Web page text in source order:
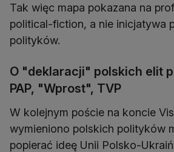
Tak więc mapa pokazana na
political-fiction, a nie inicjatywa
polityków.
O "deklaracji" polskich elit
PAP, "Wprost", TVP
W kolejnym poście na koncie
wymieniono polskich polityków
popierać ideę Unii Polsko-